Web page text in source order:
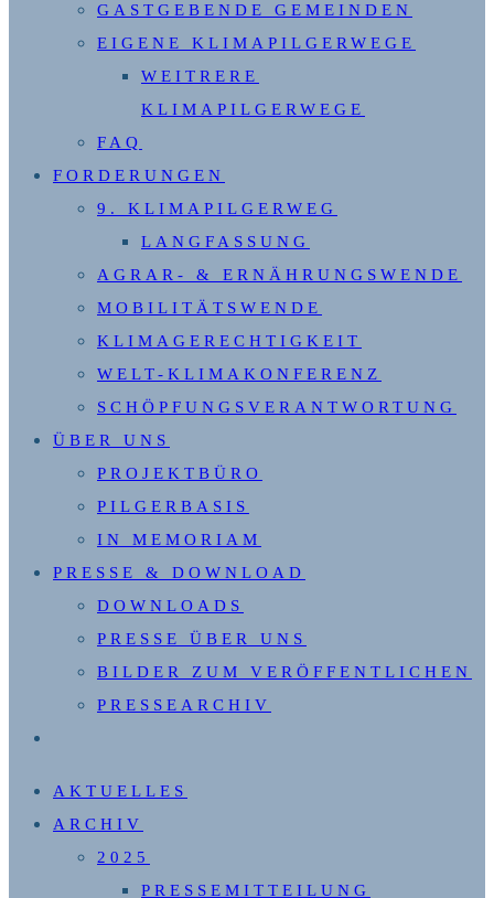
GASTGEBENDE GEMEINDEN
EIGENE KLIMAPILGERWEGE
WEITRERE
KLIMAPILGERWEGE
FAQ
FORDERUNGEN
9. KLIMAPILGERWEG
LANGFASSUNG
AGRAR- & ERNÄHRUNGSWENDE
MOBILITÄTSWENDE
KLIMAGERECHTIGKEIT
WELT-KLIMAKONFERENZ
SCHÖPFUNGSVERANTWORTUNG
ÜBER UNS
PROJEKTBÜRO
PILGERBASIS
IN MEMORIAM
PRESSE & DOWNLOAD
DOWNLOADS
PRESSE ÜBER UNS
BILDER ZUM VERÖFFENTLICHEN
PRESSEARCHIV
UMSCHALTEN
AKTUELLES
ARCHIV
2025
PRESSEMITTEILUNG